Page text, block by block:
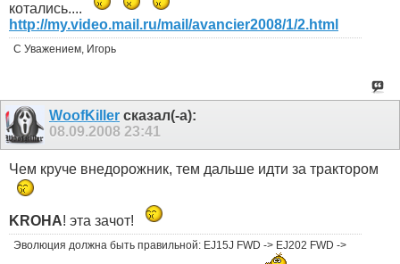
котались....
http://my.video.mail.ru/mail/avancier2008/1/2.html
С Уважением, Игорь
WoofKiller сказал(-а):
08.09.2008 23:41
Чем круче внедорожник, тем дальше идти за трактором
KROHA! эта зачот!
Эволюция должна быть правильной: EJ15J FWD -> EJ202 FWD ->